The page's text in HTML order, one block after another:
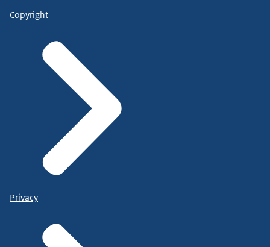
Copyright
Privacy